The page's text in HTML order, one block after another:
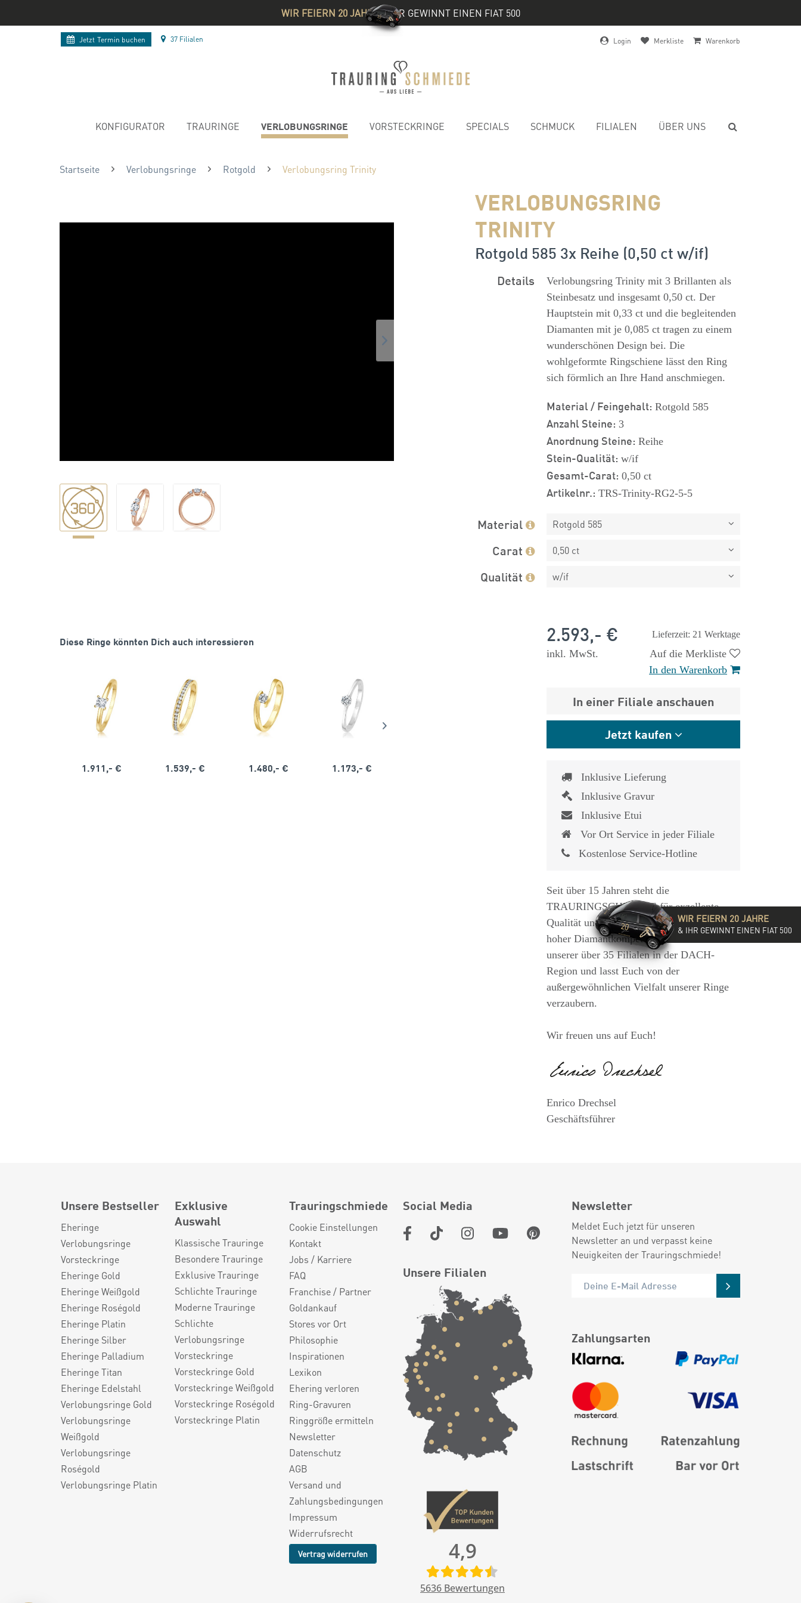
WIR FEIERN 20 JAHRE& IHR GEWINNT EINEN FIAT 500
Jetzt Termin buchen 37 Filialen Login Merkliste Warenkorb
KONFIGURATOR TRAURINGE VERLOBUNGSRINGE VORSTECKRINGE SPECIALS SCHMUCK FILIALEN ÜBER UNS
Startseite Verlobungsringe Rotgold Verlobungsring Trinity
VERLOBUNGSRING
TRINITY
Rotgold 585 3x Reihe (0,50 ct w/if)
Diese Ringe könnten Dich auch interessieren
1.911,- € 1.539,- € 1.480,- € 1.173,- €
Details
Verlobungsring Trinity mit 3 Brillanten als
Steinbesatz und insgesamt 0,50 ct. Der
Hauptstein mit 0,33 ct und die begleitenden
Diamanten mit je 0,085 ct tragen zu einem
wunderschönen Design bei. Die
wohlgeformte Ringschiene lässt den Ring
sich förmlich an Ihre Hand anschmiegen.
Material / Feingehalt: Rotgold 585
Anzahl Steine: 3
Anordnung Steine: Reihe
Stein-Qualität: w/if
Gesamt-Carat: 0,50 ct
Artikelnr.: TRS-Trinity-RG2-5-5
Material Rotgold 585
Carat 0,50 ct
Qualität w/if
Lieferzeit: 21 Werktage
2.593,- €
inkl. MwSt.
Auf die Merkliste
In den Warenkorb
In einer Filiale anschauen
Jetzt kaufen
Inklusive Lieferung
Inklusive Gravur
Inklusive Etui
Vor Ort Service in jeder Filiale
Kostenlose Service-Hotline
Seit über 15 Jahren steht die
TRAURINGSCHMIEDE für exzellente
Qualität und hochwertige Beratung mit
hoher Diamantkompetenz. Besucht eine
unserer über 35 Filialen in der DACH-
Region und lasst Euch von der
außergewöhnlichen Vielfalt unserer Ringe
verzaubern.
Wir freuen uns auf Euch!
Enrico Drechsel
Geschäftsführer
Unsere Bestseller
Eheringe
Verlobungsringe
Vorsteckringe
Eheringe Gold
Eheringe Weißgold
Eheringe Roségold
Eheringe Platin
Eheringe Silber
Eheringe Palladium
Eheringe Titan
Eheringe Edelstahl
Verlobungsringe Gold
Verlobungsringe
Weißgold
Verlobungsringe
Roségold
Verlobungsringe Platin
Exklusive
Auswahl
Klassische Trauringe
Besondere Trauringe
Exklusive Trauringe
Schlichte Trauringe
Moderne Trauringe
Schlichte
Verlobungsringe
Vorsteckringe
Vorsteckringe Gold
Vorsteckringe Weißgold
Vorsteckringe Roségold
Vorsteckringe Platin
Trauringschmiede
Cookie Einstellungen
Kontakt
Jobs / Karriere
FAQ
Franchise / Partner
Goldankauf
Stores vor Ort
Philosophie
Inspirationen
Lexikon
Ehering verloren
Ring-Gravuren
Ringgröße ermitteln
Newsletter
Datenschutz
AGB
Versand und
Zahlungsbedingungen
Impressum
Widerrufsrecht
Vertrag widerrufen
Social Media
Unsere Filialen
4,9
5636 Bewertungen
Newsletter
Meldet Euch jetzt für unseren
Newsletter an und verpasst keine
Neuigkeiten der Trauringschmiede!
Zahlungsarten
WIR FEIERN 20 JAHRE
& IHR GEWINNT EINEN FIAT 500